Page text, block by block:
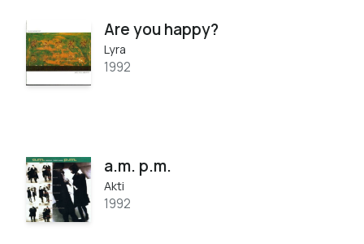
Are you happy?
Lyra
1992
a.m. p.m.
Akti
1992